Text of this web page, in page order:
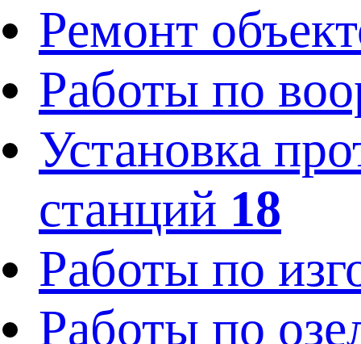
Ремонт
Работы по
Установка
станций 18
Работы по
Работы по